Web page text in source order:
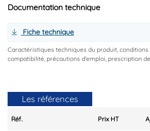
Documentation technique
Fiche technique
Caractéristiques techniques du produit,
compatibilité, précautions d'emploi, prescription
Les références
Réf. Prix HT